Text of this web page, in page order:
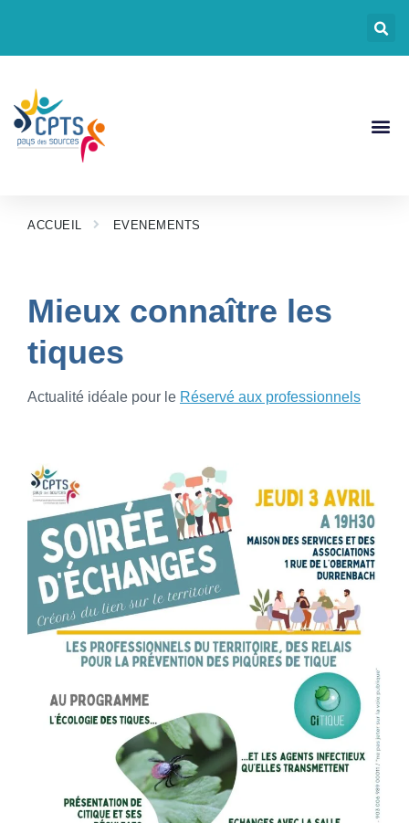
ACCUEIL EVENEMENTS
Mieux connaître les
tiques
Actualité idéale pour le Réservé aux professionnels